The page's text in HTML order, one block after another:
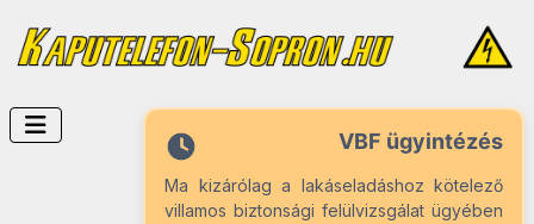
VBF ügyintézés
Ma kizárólag a lakáseladáshoz kötelező
villamos biztonsági felülvizsgálat ügyében